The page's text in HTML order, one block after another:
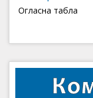
Огласна табла